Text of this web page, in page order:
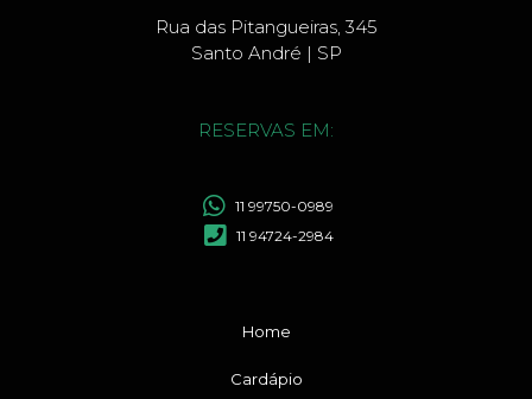
Rua das Pitangueiras, 345
Santo André | SP
RESERVAS EM:
11 99750-0989
11 94724-2984
Home
Cardápio